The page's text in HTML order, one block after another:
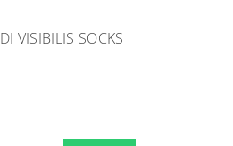
VISIBILIS SOCKS